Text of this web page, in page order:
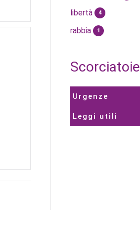
libertà 4
rabbia 1
Scorciatoie
Urgenze
Leggi utili